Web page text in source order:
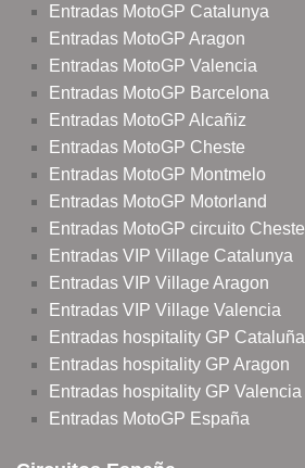
Entradas MotoGP Catalunya
Entradas MotoGP Aragon
Entradas MotoGP Valencia
Entradas MotoGP Barcelona
Entradas MotoGP Alcañiz
Entradas MotoGP Cheste
Entradas MotoGP Montmelo
Entradas MotoGP Motorland
Entradas MotoGP circuito Cheste
Entradas VIP Village Catalunya
Entradas VIP Village Aragon
Entradas VIP Village Valencia
Entradas hospitality GP Cataluña
Entradas hospitality GP Aragon
Entradas hospitality GP Valencia
Entradas MotoGP España